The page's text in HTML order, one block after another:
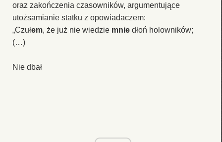
oraz zakończenia czasowników, argumentujące
utożsamianie statku z opowiadaczem:
„Czułem, że już nie wiedzie mnie dłoń holowników;
(…)
Nie dbał